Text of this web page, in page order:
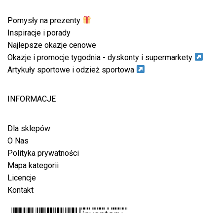
Pomysły na prezenty
Inspiracje i porady
Najlepsze okazje cenowe
Okazje i promocje tygodnia - dyskonty i supermarkety
Artykuły sportowe i odzież sportowa
INFORMACJE
Dla sklepów
O Nas
Polityka prywatności
Mapa kategorii
Licencje
Kontakt